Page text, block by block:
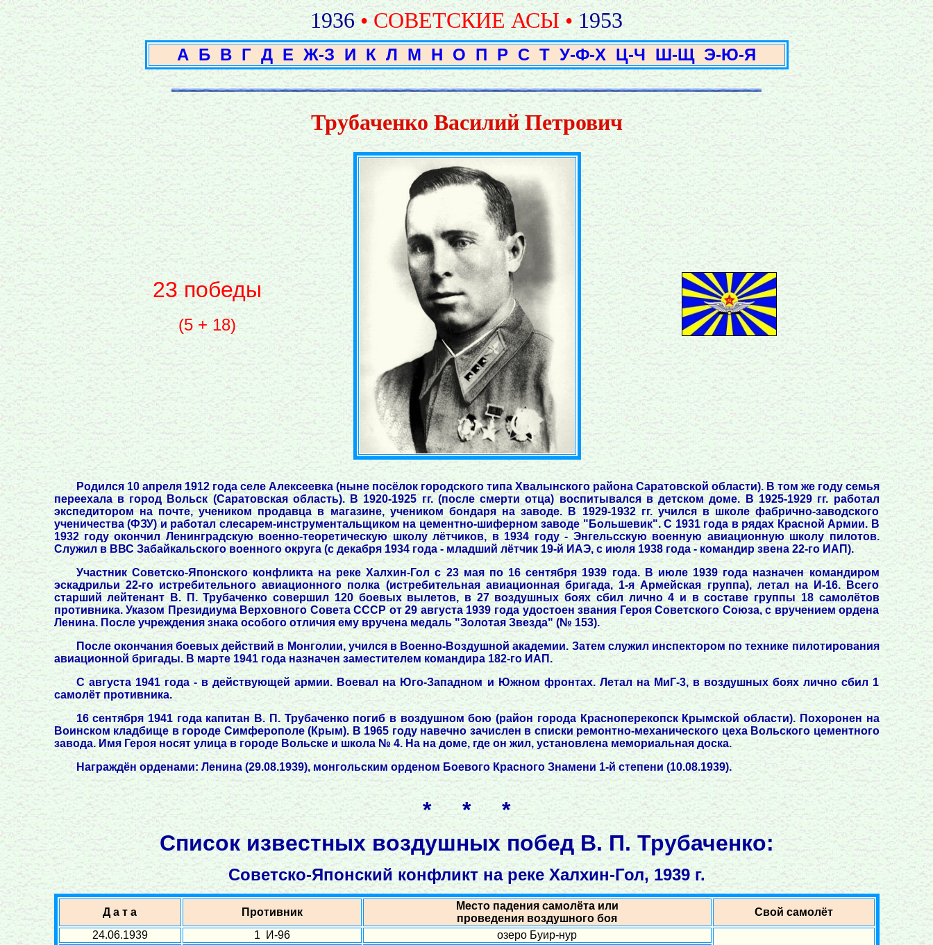
1936 • СОВЕТСКИЕ АСЫ • 1953
А Б В Г Д Е Ж-З И К Л М Н О П Р С Т У-Ф-Х Ц-Ч Ш-Щ Э-Ю-Я
Трубаченко Василий Петрович
23 победы
(5 + 18)
Родился 10 апреля 1912 года селе Алексеевка (ныне посёлок городского типа Хвалынского района Саратовской области). В том же году семья
переехала в город Вольск (Саратовская область). В 1920-1925 гг. (после смерти отца) воспитывался в детском доме. В 1925-1929 гг. работал
экспедитором на почте, учеником продавца в магазине, учеником бондаря на заводе. В 1929-1932 гг. учился в школе фабрично-заводского
ученичества (ФЗУ) и работал слесарем-инструментальщиком на цементно-шиферном заводе "Большевик". С 1931 года в рядах Красной Армии. В
1932 году окончил Ленинградскую военно-теоретическую школу лётчиков, в 1934 году - Энгельсскую военную авиационную школу пилотов.
Служил в ВВС Забайкальского военного округа (с декабря 1934 года - младший лётчик 19-й ИАЭ, с июля 1938 года - командир звена 22-го ИАП).
Участник Советско-Японского конфликта на реке Халхин-Гол с 23 мая по 16 сентября 1939 года. В июле 1939 года назначен командиром
эскадрильи 22-го истребительного авиационного полка (истребительная авиационная бригада, 1-я Армейская группа), летал на И-16. Всего
старший лейтенант В. П. Трубаченко совершил 120 боевых вылетов, в 27 воздушных боях сбил лично 4 и в составе группы 18 самолётов
противника. Указом Президиума Верховного Совета СССР от 29 августа 1939 года удостоен звания Героя Советского Союза, с вручением ордена
Ленина. После учреждения знака особого отличия ему вручена медаль "Золотая Звезда" (№ 153).
После окончания боевых действий в Монголии, учился в Военно-Воздушной академии. Затем служил инспектором по технике пилотирования
авиационной бригады. В марте 1941 года назначен заместителем командира 182-го ИАП.
С августа 1941 года - в действующей армии. Воевал на Юго-Западном и Южном фронтах. Летал на МиГ-3, в воздушных боях лично сбил 1
самолёт противника.
16 сентября 1941 года капитан В. П. Трубаченко погиб в воздушном бою (район города Красноперекопск Крымской области). Похоронен на
Воинском кладбище в городе Симферополе (Крым). В 1965 году навечно зачислен в списки ремонтно-механического цеха Вольского цементного
завода. Имя Героя носят улица в городе Вольске и школа № 4. На на доме, где он жил, установлена мемориальная доска.
Награждён орденами: Ленина (29.08.1939), монгольским орденом Боевого Красного Знамени 1-й степени (10.08.1939).
* * *
Список известных воздушных побед В. П. Трубаченко:
Советско-Японский конфликт на реке Халхин-Гол, 1939 г.
Д а т а Противник
Место падения самолёта или
проведения воздушного боя
Свой самолёт
24.06.1939
1 И-96 озеро Буир-нур